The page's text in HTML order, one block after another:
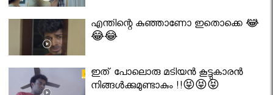
എന്തിന്റെ കുഞ്ഞാണോ ഇതൊക്കെ 😂
😂😂
ഇത് പോലൊരു മടിയൻ കൂട്ടുകാരൻ
നിങ്ങൾക്കുമുണ്ടാകും !!😝😝😝